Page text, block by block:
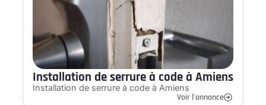
Installation de serrure à code à Amiens
Installation de serrure à code à Amiens
Voir l'annonce